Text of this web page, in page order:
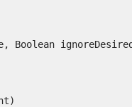
Boolean